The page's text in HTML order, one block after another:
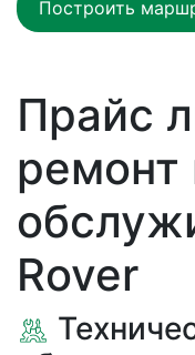
Построить
Прайс
ремонт
Rover